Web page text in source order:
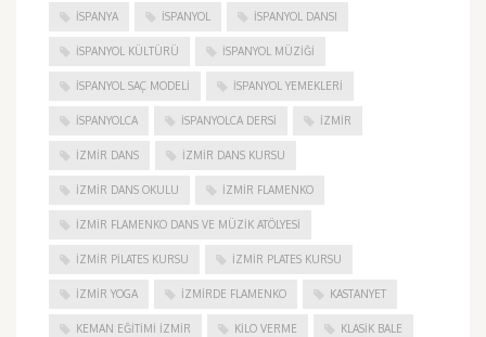
ISPANYA İSPANYOL İSPANYOL DANSI
İSPANYOL KÜLTÜRÜ İSPANYOL MÜZIĞI
İSPANYOL SAÇ MODELI İSPANYOL YEMEKLERI
İSPANYOLCA İSPANYOLCA DERSI IZMIR
IZMIR DANS IZMIR DANS KURSU
IZMIR DANS OKULU IZMIR FLAMENKO
İZMIR FLAMENKO DANS VE MÜZIK ATÖLYESI
İZMIR PILATES KURSU İZMIR PLATES KURSU
İZMIR YOGA IZMIRDE FLAMENKO KASTANYET
KEMAN EĞITIMI İZMIR KILO VERME KLASIK BALE